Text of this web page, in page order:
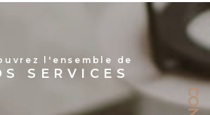
l'ensemble de
SERVICES